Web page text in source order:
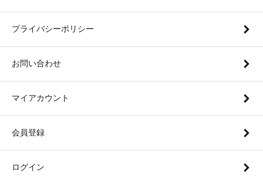
プライバシーポリシー
お問い合わせ
マイアカウント
会員登録
ログイン